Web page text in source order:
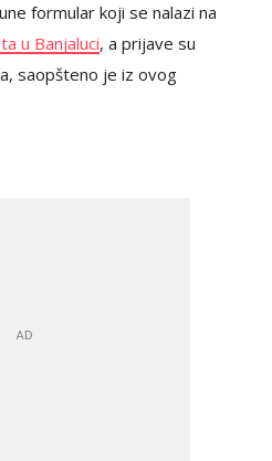
formular koji se nalazi na
u Banjaluci, a prijave su
saopšteno je iz ovog